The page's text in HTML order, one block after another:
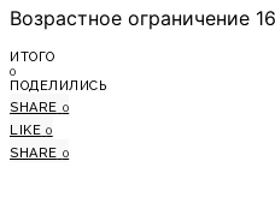
Возрастное ограничение
ИТОГО
0
ПОДЕЛИЛИСЬ
SHARE 0
LIKE 0
SHARE 0